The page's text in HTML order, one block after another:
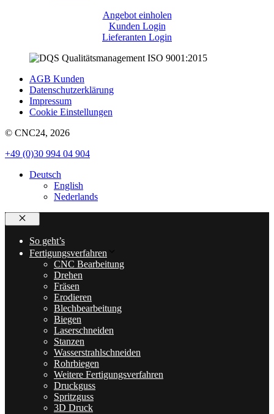
Angebot einholen
Kunden Login
Lieferanten Login
AGB Kunden
Datenschutzerklärung
Impressum
Cookie Einstellungen
© CNC24, 2026
+49 (0)30 994 04 904
Deutsch
English
Nederlands
Schließen
So geht’s
Fertigungsverfahren
CNC Bearbeitung
Drehen
Fräsen
Erodieren
Blechbearbeitung
Biegen
Laserschneiden
Stanzen
Wasserstrahlschneiden
Rohrbiegen
Weitere Fertigungsverfahren
Druckguss
Spritzguss
3D Druck